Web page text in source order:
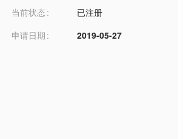
当前状态
已注册
申请日期
2019-05-27